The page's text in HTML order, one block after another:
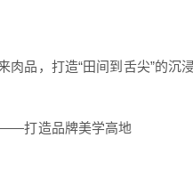
肉品，打造“田间到舌尖”的
打造品牌美学高地